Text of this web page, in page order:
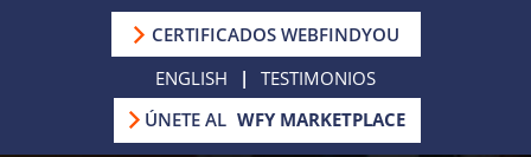
CERTIFICADOS WEBFINDYOU
ENGLISH
|
TESTIMONIOS
ÚNETE AL WFY MARKETPLACE